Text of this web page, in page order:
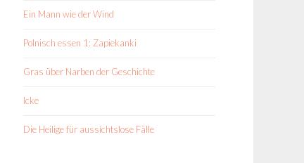
Ein Mann wie der Wind
Polnisch essen 1: Zapiekanki
Gras über Narben der Geschichte
Icke
Die Heilige für aussichtslose Fälle